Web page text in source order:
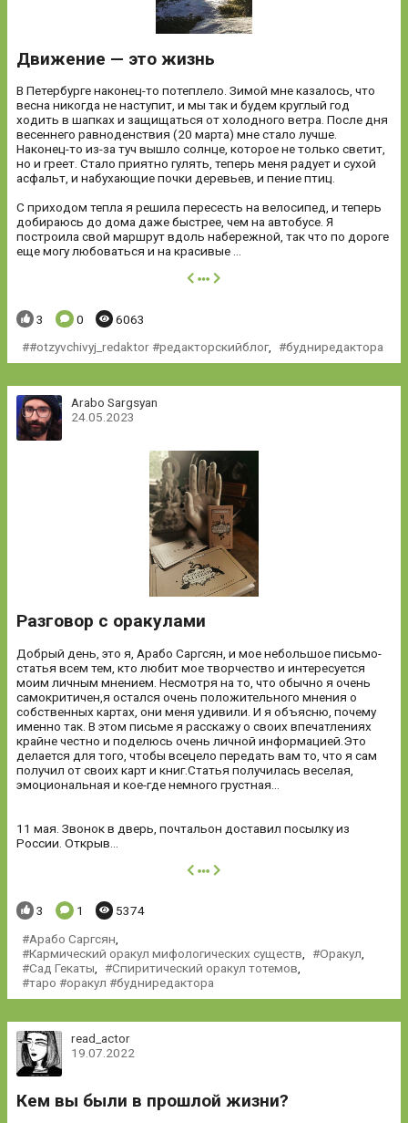
Движение — это жизнь
В Петербурге наконец-то потеплело. Зимой мне казалось, что
весна никогда не наступит, и мы так и будем круглый год
ходить в шапках и защищаться от холодного ветра. После дня
весеннего равноденствия (20 марта) мне стало лучше.
Наконец-то из-за туч вышло солнце, которое не только светит,
но и греет. Стало приятно гулять, теперь меня радует и сухой
асфальт, и набухающие почки деревьев, и пение птиц.
С приходом тепла я решила пересесть на велосипед, и теперь
добираюсь до дома даже быстрее, чем на автобусе. Я
построила свой маршрут вдоль набережной, так что по дороге
еще могу любоваться и на красивые ...
далее
Понравилось:
3 Комментариев:
0 Просмотров:
6063
#otzyvchivyj_redaktor #редакторскийблог, будниредактора
Arabo Sargsyan
24.05.2023
Разговор с оракулами
Добрый день, это я, Арабо Саргсян, и мое небольшое письмо-
статья всем тем, кто любит мое творчество и интересуется
моим личным мнением. Несмотря на то, что обычно я очень
самокритичен,я остался очень положительного мнения о
собственных картах, они меня удивили. И я объясню, почему
именно так. В этом письме я расскажу о своих впечатлениях
крайне честно и поделюсь очень личной информацией.Это
делается для того, чтобы всецело передать вам то, что я сам
получил от своих карт и книг.Статья получилась веселая,
эмоциональная и кое-где немного грустная…
11 мая. Звонок в дверь, почтальон доставил посылку из
России. Открыв...
далее
Понравилось:
3 Комментариев:
1 Просмотров:
5374
Арабо Саргсян
Кармический оракул мифологических существ
Оракул
Сад Гекаты
Спиритический оракул тотемов
таро #оракул #будниредактора
read_actor
19.07.2022
Кем вы были в прошлой жизни?